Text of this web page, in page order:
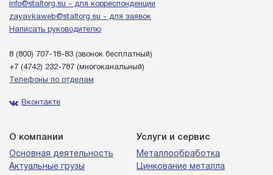
info@staltorg.su - для корреспонденции
zayavkaweb@staltorg.su - для заявок
Написать руководителю
8 (800) 707-18-83 (звонок бесплатный)
+7 (4742) 232-787 (многоканальный)
Телефоны по отделам
Вконтакте
О компании
Основная деятельность
Актуальные грузы
Услуги и сервис
Металлообработка
Цинкование металла